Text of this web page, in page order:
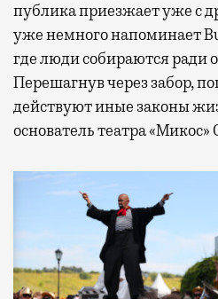
публика приезжает уже с
уже немного напоминает
где люди собираются ради
Перешагнув через забор,
действуют иные законы
основатель театра